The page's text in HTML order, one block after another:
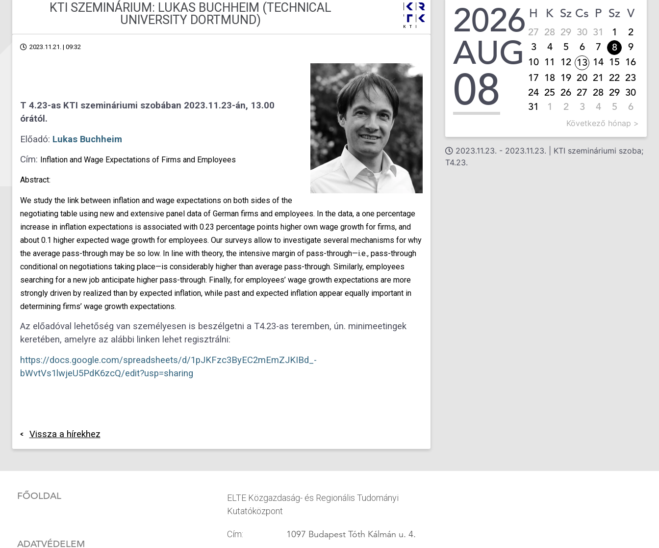
KTI SZEMINÁRIUM: LUKAS BUCHHEIM (TECHNICAL
UNIVERSITY DORTMUND)
2023.11.21. | 09:32
T 4.23-as KTI szemináriumi szobában 2023.11.23-án, 13.00
órától.
Előadó: Lukas Buchheim
Cím: Inflation and Wage Expectations of Firms and Employees
Abstract:
We study the link between inflation and wage expectations on both sides of the
negotiating table using new and extensive panel data of German firms and employees. In the data, a one percentage
increase in inflation expectations is associated with 0.23 percentage points higher own wage growth for firms, and
about 0.1 higher expected wage growth for employees. Our surveys allow to investigate several mechanisms for why
the average pass-through may be so low. In line with theory, the intensive margin of pass-through—i.e., pass-through
conditional on negotiations taking place—is considerably higher than average pass-through. Similarly, employees
searching for a new job anticipate higher pass-through. Finally, for employees’ wage growth expectations are more
strongly driven by realized than by expected inflation, while past and expected inflation appear equally important in
determining firms’ wage growth expectations.
Az előadóval lehetőség van személyesen is beszélgetni a T4.23-as teremben, ún. minimeetingek
keretében, amelyre az alábbi linken lehet regisztrálni:
https://docs.google.com/spreadsheets/d/1pJKFzc3ByEC2mEmZJKIBd_-
bWvtVs1lwjeU5PdK6zcQ/edit?usp=sharing
Vissza a hírekhez
2026
AUG
08
H K Sz Cs P Sz V
27 28 29 30 31 1
2
3
4 5 6 7 8
9
10 11 12 13 14 15 16
17 18 19 20 21 22 23
24 25 26 27 28 29 30
31
1 2 3 4 5 6
Következő hónap >
2023.11.23. - 2023.11.23. | KTI szemináriumi szoba;
T4.23.
FŐOLDAL
ADATVÉDELEM
ELTE Közgazdaság- és Regionális Tudományi
Kutatóközpont
Cím: 1097 Budapest Tóth Kálmán u. 4.